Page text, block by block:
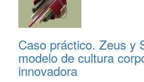
Caso práctico. Zeus y
modelo de cultura
innovadora